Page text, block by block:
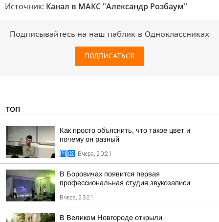
Источник: Канал в МАКС "Александр Розбаум"
Подписывайтесь на наш паблик в Одноклассниках
ПОДПИСАТЬСЯ
ТОП
Как просто объяснить, что такое цвет и
почему он разный
Вчера, 20:21
В Боровичах появится первая
профессиональная студия звукозаписи
Вчера, 23:21
В Великом Новгороде открыли